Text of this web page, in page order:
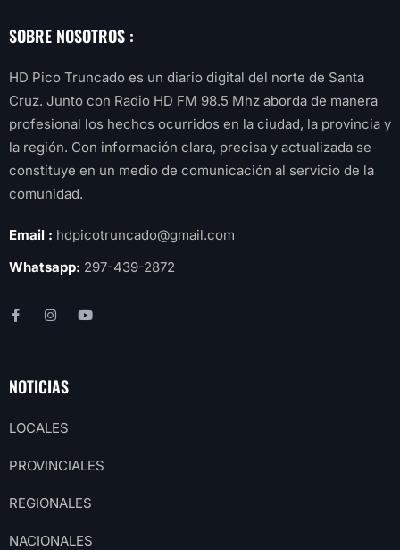
SOBRE NOSOTROS :
HD Pico Truncado es un diario digital del norte de Santa
Cruz. Junto con Radio HD FM 98.5 Mhz aborda de manera
profesional los hechos ocurridos en la ciudad, la provincia y
la región. Con información clara, precisa y actualizada se
constituye en un medio de comunicación al servicio de la
comunidad.
Email : hdpicotruncado@gmail.com
Whatsapp: 297-439-2872
NOTICIAS
LOCALES
PROVINCIALES
REGIONALES
NACIONALES